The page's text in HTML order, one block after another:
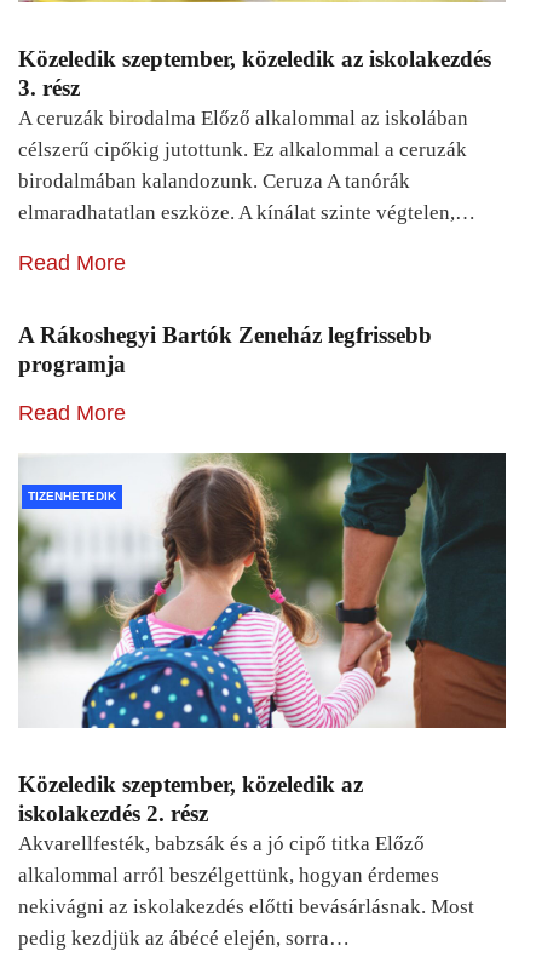
Közeledik szeptember, közeledik az iskolakezdés
3. rész
A ceruzák birodalma Előző alkalommal az iskolában
célszerű cipőkig jutottunk. Ez alkalommal a ceruzák
birodalmában kalandozunk. Ceruza A tanórák
elmaradhatatlan eszköze. A kínálat szinte végtelen,…
Read More
A Rákoshegyi Bartók Zeneház legfrissebb
programja
Read More
TIZENHETEDIK
Közeledik szeptember, közeledik az
iskolakezdés 2. rész
Akvarellfesték, babzsák és a jó cipő titka Előző
alkalommal arról beszélgettünk, hogyan érdemes
nekivágni az iskolakezdés előtti bevásárlásnak. Most
pedig kezdjük az ábécé elején, sorra…